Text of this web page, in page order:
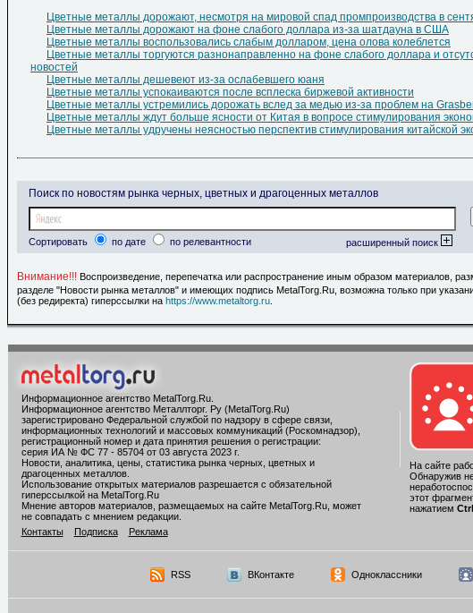
Цветные металлы дорожают, несмотря на мировой спад промпроизводства в
Цветные металлы дорожают на фоне слабого доллара из-за шатдауна в США
Цветные металлы воспользовались слабым долларом, цена олова колеблется
Цветные металлы торгуются разнонаправленно на фоне слабого доллара и
новостей
Цветные металлы дешевеют из-за ослабевшего юаня
Цветные металлы успокаиваются после всплеска биржевой активности
Цветные металлы устремились дорожать вслед за медью из-за проблем на
Цветные металлы ждут больше ясности от Китая в вопросе стимулирования
Цветные металлы удручены неясностью перспектив стимулирования китайской
Поиск по новостям рынка черных, цветных и драгоценных металлов
Сортировать по дате по релевантности расширенный поиск
Внимание!!! Воспроизведение, перепечатка или распространение иным образом материалов,
разделе "Новости рынка металлов" и имеющих подпись MetalTorg.Ru, возможна только при
(без редиректа) гиперссылки на https://www.metaltorg.ru
Информационное агентство MetalTorg.Ru.
Информационное агентство Металлторг. Ру (MetalTorg.Ru)
зарегистрировано Федеральной службой по надзору в сфере связи,
информационных технологий и массовых коммуникаций (Роскомнадзор),
регистрационный номер и дата принятия решения о регистрации:
серия ИА № ФС 77 - 85704 от 03 августа 2023 г.
Новости, аналитика, цены, статистика рынка черных, цветных и
драгоценных металлов.
Использование открытых материалов разрешается с обязательной
гиперссылкой на MetalTorg.Ru
Мнение авторов материалов, размещаемых на сайте MetalTorg.Ru, может
не совпадать с мнением редакции.
Контакты
Подписка Реклама
На сайте
Обнаружив
этот
нажатием Ctrl
RSS ВКонтакте Одноклассники